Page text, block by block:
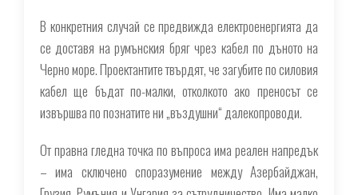
В конкретния случай се предвижда електроенергията да
се доставя на румънския бряг чрез кабел по дъното на
Черно море. Проектантите твърдят, че загубите по силовия
кабел ще бъдат по-малки, отколкото ако преносът се
извършва по познатите ни „въздушни“ далекопроводи.
От правна гледна точка по въпроса има реален напредък
– има сключено споразумение между Азербайджан,